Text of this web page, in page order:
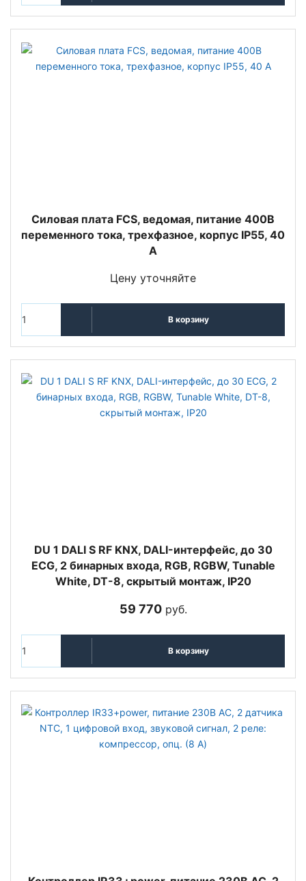
Силовая плата FCS, ведомая, питание 400В
переменного тока, трехфазное, корпус IP55, 40
A
Цену уточняйте
В корзину
DU 1 DALI S RF KNX, DALI-интерфейс, до 30
ECG, 2 бинарных входа, RGB, RGBW, Tunable
White, DT-8, скрытый монтаж, IP20
59 770руб.
В корзину